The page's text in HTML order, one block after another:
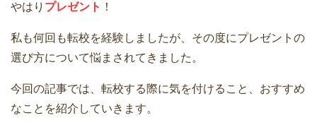
やはり プレゼント ！
私も何回も転校を経験しましたが、その度にプレゼントの
選び方について悩まされてきました。
今回の記事では、転校する際に気を付けること、おすすめ
なことを紹介していきます。